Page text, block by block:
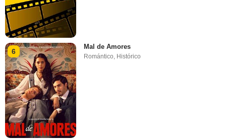
6
Mal de Amores
Romántico, Histórico